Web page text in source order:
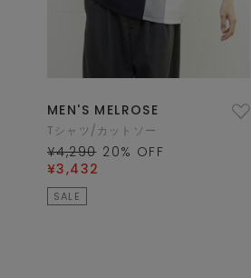
MEN'S MELROSE
Tシャツ/カットソー
¥4,290 20% OFF
¥3,432
SALE